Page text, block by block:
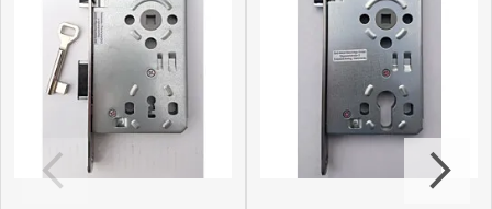
*** Diese Garnitur ist auch in
österreichischer Norm
erhältlich. In Österreich beträgt der Vierkantstift 8,5
mm und die Distanz bei Buntbart und WC 90 mm.
Beim Profilzylinder beträgt der Vierkantstift 8,5 mm
und die Distanz 88 mm. ***
Weitere Infos hierzu mit Bildern in unserem Türgriff
1x1.